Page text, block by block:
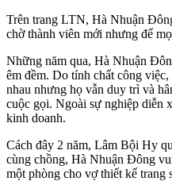
Trên trang LTN, Hà Nhuận
chờ thành viên mới nhưng để
Những năm qua, Hà Nhuận
êm đềm. Do tính chất công
nhau nhưng họ vẫn duy trì và
cuộc gọi. Ngoài sự nghiệp diễn
kinh doanh.
Cách đây 2 năm, Lâm Bội Hy
cùng chồng, Hà Nhuận Đông
một phòng cho vợ thiết kế trang